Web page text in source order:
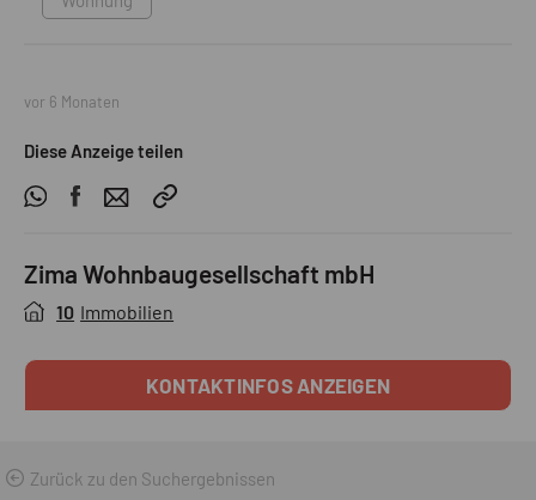
vor 6 Monaten
Diese Anzeige teilen
Zima Wohnbaugesellschaft mbH
10 Immobilien
KONTAKTINFOS ANZEIGEN
Zurück zu den Suchergebnissen